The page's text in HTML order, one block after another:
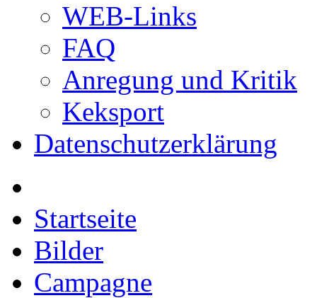
WEB-Links
FAQ
Anregung und Kritik
Keksport
Datenschutzerklärung
Startseite
Bilder
Campagne